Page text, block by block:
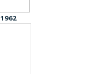
1962